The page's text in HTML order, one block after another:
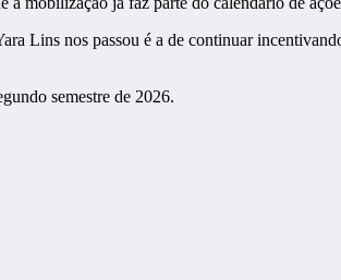
Lins nos passou é a de continuar
semestre de 2026.